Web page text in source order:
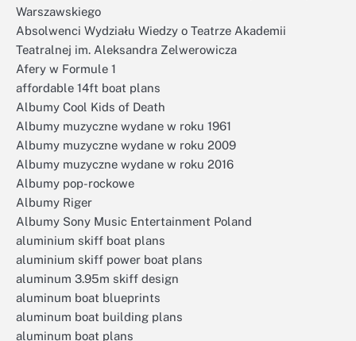
Warszawskiego
Absolwenci Wydziału Wiedzy o Teatrze Akademii
Teatralnej im. Aleksandra Zelwerowicza
Afery w Formule 1
affordable 14ft boat plans
Albumy Cool Kids of Death
Albumy muzyczne wydane w roku 1961
Albumy muzyczne wydane w roku 2009
Albumy muzyczne wydane w roku 2016
Albumy pop-rockowe
Albumy Riger
Albumy Sony Music Entertainment Poland
aluminium skiff boat plans
aluminium skiff power boat plans
aluminum 3.95m skiff design
aluminum boat blueprints
aluminum boat building plans
aluminum boat plans